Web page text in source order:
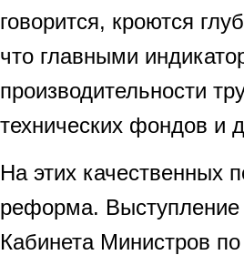
говорится, кроются
что главными
производительности
технических фондов и
На этих качественных
реформа.
Кабинета Министров